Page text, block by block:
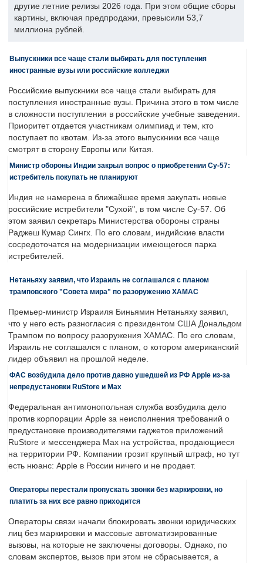
другие летние релизы 2026 года. При этом общие сборы
картины, включая предпродажи, превысили 53,7
миллиона рублей.
Выпускники все чаще стали выбирать для поступления
иностранные вузы или российские колледжи
Российские выпускники все чаще стали выбирать для
поступления иностранные вузы. Причина этого в том числе
в сложности поступления в российские учебные заведения.
Приоритет отдается участникам олимпиад и тем, кто
поступает по квотам. Из-за этого выпускники все чаще
смотрят в сторону Европы или Китая.
Министр обороны Индии закрыл вопрос о приобретении Су-57:
истребитель покупать не планируют
Индия не намерена в ближайшее время закупать новые
российские истребители "Сухой", в том числе Су-57. Об
этом заявил секретарь Министерства обороны страны
Раджеш Кумар Сингх. По его словам, индийские власти
сосредоточатся на модернизации имеющегося парка
истребителей.
Нетаньяху заявил, что Израиль не соглашался с планом
трамповского "Совета мира" по разоружению ХАМАС
Премьер-министр Израиля Биньямин Нетаньяху заявил,
что у него есть разногласия с президентом США Дональдом
Трампом по вопросу разоружения ХАМАС. По его словам,
Израиль не соглашался с планом, о котором американский
лидер объявил на прошлой неделе.
ФАС возбудила дело против давно ушедшей из РФ Apple из-за
непредустановки RuStore и Max
Федеральная антимонопольная служба возбудила дело
против корпорации Apple за неисполнения требований о
предустановке производителями гаджетов приложений
RuStore и мессенджера Max на устройства, продающиеся
на территории РФ. Компании грозит крупный штраф, но тут
есть нюанс: Apple в России ничего и не продает.
Операторы перестали пропускать звонки без маркировки, но
платить за них все равно приходится
Операторы связи начали блокировать звонки юридических
лиц без маркировки и массовые автоматизированные
вызовы, на которые не заключены договоры. Однако, по
словам экспертов, вызов при этом не сбрасывается, а